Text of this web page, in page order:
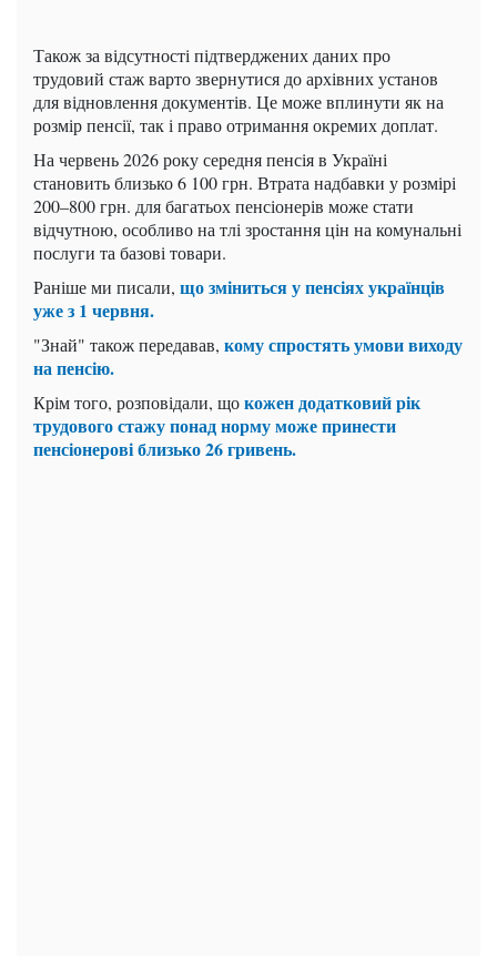
Також за відсутності підтверджених даних про
трудовий стаж варто звернутися до архівних установ
для відновлення документів. Це може вплинути як на
розмір пенсії, так і право отримання окремих доплат.
На червень 2026 року середня пенсія в Україні
становить близько 6 100 грн. Втрата надбавки у розмірі
200–800 грн. для багатьох пенсіонерів може стати
відчутною, особливо на тлі зростання цін на комунальні
послуги та базові товари.
Раніше ми писали, що зміниться у пенсіях українців
уже з 1 червня.
"Знай" також передавав, кому спростять умови виходу
на пенсію.
Крім того, розповідали, щокожен додатковий рік
трудового стажу понад норму може принести
пенсіонерові близько 26 гривень.